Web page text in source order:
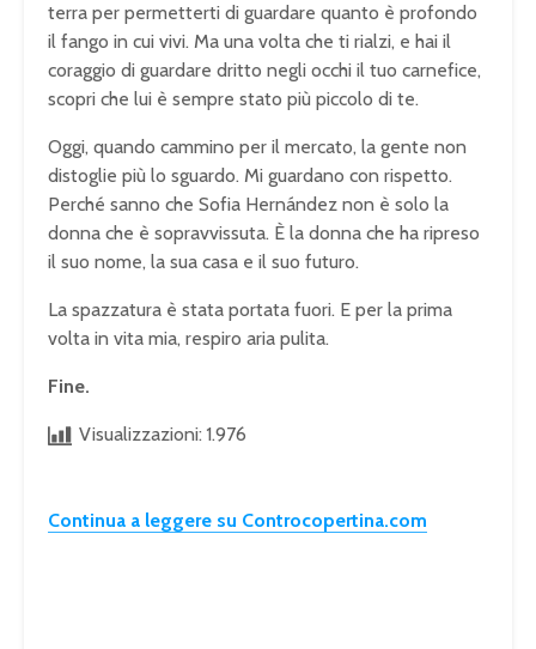
terra per permetterti di guardare quanto è profondo
il fango in cui vivi. Ma una volta che ti rialzi, e hai il
coraggio di guardare dritto negli occhi il tuo carnefice,
scopri che lui è sempre stato più piccolo di te.
Oggi, quando cammino per il mercato, la gente non
distoglie più lo sguardo. Mi guardano con rispetto.
Perché sanno che Sofia Hernández non è solo la
donna che è sopravvissuta. È la donna che ha ripreso
il suo nome, la sua casa e il suo futuro.
La spazzatura è stata portata fuori. E per la prima
volta in vita mia, respiro aria pulita.
Fine.
Visualizzazioni: 1.976
Continua a leggere su Controcopertina.com